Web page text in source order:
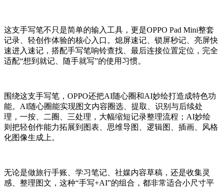
这支手写笔不只是简单的输入工具，更是OPPO Pad Mini整套
记录、轻创作体验的核心入口。熄屏速记、锁屏秒记、亮屏快
速进入速记，搭配手写笔响铃查找、最后连接位置定位，完全
适配“想到就记、随手就写”的使用习惯。
围绕这支手写笔，OPPO还把AI随心圈和AI妙绘打造成特色功
能。AI随心圈能实现图文内容圈选、提取、识别与后续处
理，一按、二圈、三处理，大幅缩短记录整理流程；AI妙绘
则把轻创作能力拓展到图表、思维导图、逻辑图、插画、风格
化图像生成上。
无论是做旅行手账、学习笔记、社媒内容草稿，还是收集灵
感、整理图文，这种“手写+AI”的组合，都非常适合小尺寸平